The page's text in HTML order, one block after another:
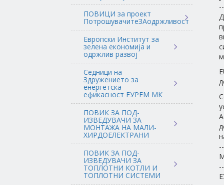
ПОВИЦИ за проект
ПотрошувачитеЗАодржливост
Европски Институт за
зелена економија и
одржлив развој
Седници на
Здружението за
енергетска
ефикасност ЕУРЕМ МК
ПОВИК ЗА ПОД-
ИЗВЕДУВАЧИ ЗА
МОНТАЖА НА МАЛИ-
ХИРДОЕЛЕКТРАНИ
ПОВИК ЗА ПОД-
ИЗВЕДУВАЧИ ЗА
ТОПЛОТНИ КОТЛИ И
ТОПЛОТНИ СИСТЕМИ